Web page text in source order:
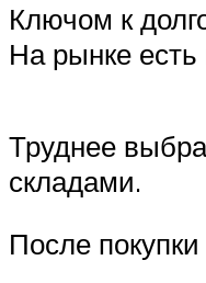
Ключом к
На рынке есть
Труднее
складами.
После